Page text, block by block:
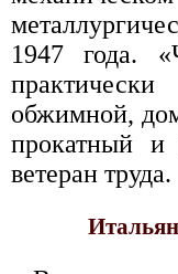
1947 года.
обжимной,
прокатный и
ветеран труда.